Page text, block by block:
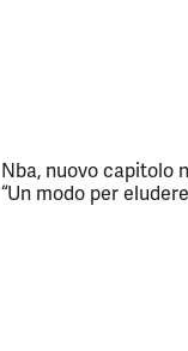
Nba, nuovo capitolo
“Un modo per